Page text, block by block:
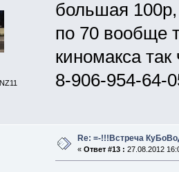
большая
по 70 вообще
киномакса
8-906-954-64-
Re: =-!!!Встреча
« Ответ #13 : 27.08.2012